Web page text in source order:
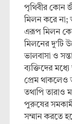
পৃথিবীর কোন
মিলন করে না;
এরূপ মিলন কোন
মিলনের দু’টি
ভালবাসা ও
ব্যক্তিদের
প্রেম থাকলেও
তথাপি তারাও
পুরুষের
সম্মান করতে